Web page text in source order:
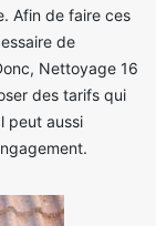
Afin de faire ces
de
Nettoyage 16
des tarifs qui
peut aussi